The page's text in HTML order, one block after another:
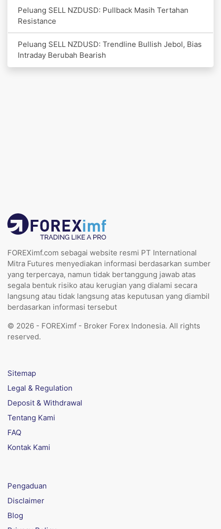
Peluang SELL NZDUSD: Pullback Masih Tertahan
Resistance
Peluang SELL NZDUSD: Trendline Bullish Jebol, Bias
Intraday Berubah Bearish
FOREXimf.com sebagai website resmi PT International
Mitra Futures menyediakan informasi berdasarkan sumber
yang terpercaya, namun tidak bertanggung jawab atas
segala bentuk risiko atau kerugian yang dialami secara
langsung atau tidak langsung atas keputusan yang diambil
berdasarkan informasi tersebut
© 2026 - FOREXimf - Broker Forex Indonesia. All rights
reserved.
Sitemap
Legal & Regulation
Deposit & Withdrawal
Tentang Kami
FAQ
Kontak Kami
Pengaduan
Disclaimer
Blog